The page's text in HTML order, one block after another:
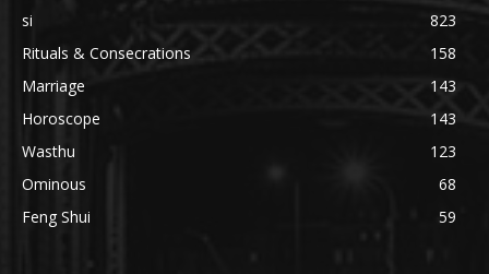
si
823
Rituals & Consecrations
158
Marriage
143
Horoscope
143
Wasthu
123
Ominous
68
Feng Shui
59